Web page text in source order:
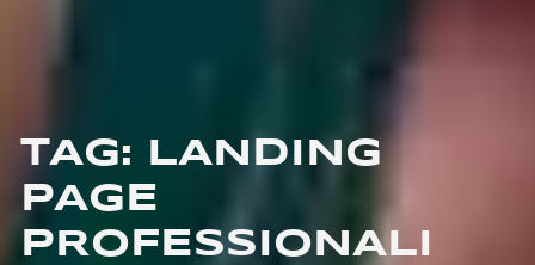
TAG: LANDING
PAGE
PROFESSIONALI